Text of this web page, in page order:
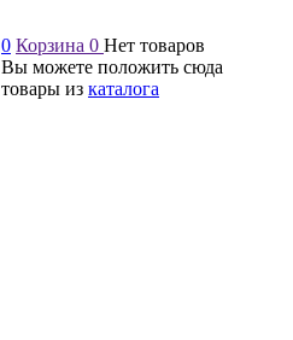
0 Корзина 0 Нет товаров
Вы можете положить сюда
товары из каталога